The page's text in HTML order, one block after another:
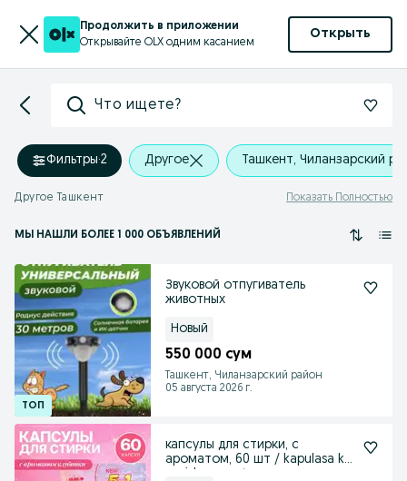
Продолжить в приложении
Открывайте OLX одним касанием
Открыть
Что ищете?
Фильтры·2 Другое Ташкент, Чиланзарский
Другое Ташкент Показать Полностью
МЫ НАШЛИ БОЛЕЕ 1 000 ОБЪЯВЛЕНИЙ
Звуковой отпугиватель
животных
Новый
550 000 сум
Ташкент, Чиланзарский район
05 августа 2026 г.
капсулы для стирки, с
ароматом, 60 шт / kapulasa kir